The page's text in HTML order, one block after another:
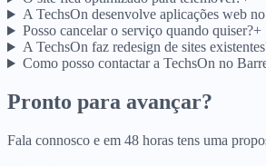
A TechsOn desenvolve aplicações web
Posso cancelar o serviço quando quiser?+
A TechsOn faz redesign de sites
Como posso contactar a TechsOn no
Pronto para avançar?
Fala connosco e em 48 horas tens uma